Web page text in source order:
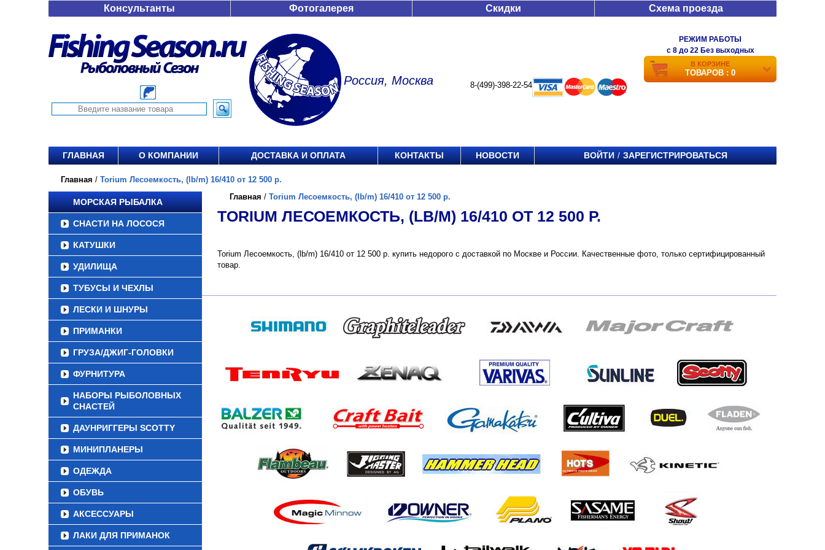
Консультанты Фотогалерея Скидки Схема проезда
Россия, Москва 8-(499)-398-22-54
РЕЖИМ РАБОТЫ
c 8 до 22 Без выходных
В КОРЗИНЕ
ТОВАРОВ : 0
ГЛАВНАЯ О КОМПАНИИ ДОСТАВКА И ОПЛАТА КОНТАКТЫ НОВОСТИ ВОЙТИ / ЗАРЕГИСТРИРОВАТЬСЯ
Главная / Torium Лесоемкость, (lb/m) 16/410 от 12 500 р.
МОРСКАЯ РЫБАЛКА
СНАСТИ НА ЛОСОСЯ
КАТУШКИ
УДИЛИЩА
ТУБУСЫ И ЧЕХЛЫ
ЛЕСКИ И ШНУРЫ
ПРИМАНКИ
ГРУЗА/ДЖИГ-ГОЛОВКИ
ФУРНИТУРА
НАБОРЫ РЫБОЛОВНЫХ
СНАСТЕЙ
ДАУНРИГГЕРЫ SCOTTY
МИНИПЛАНЕРЫ
ОДЕЖДА
ОБУВЬ
АКСЕССУАРЫ
ЛАКИ ДЛЯ ПРИМАНОК
Главная / Torium Лесоемкость, (lb/m) 16/410 от 12 500 р.
TORIUM ЛЕСОЕМКОСТЬ, (LB/M) 16/410 ОТ 12 500 Р.
Torium Лесоемкость, (lb/m) 16/410 от 12 500 р. купить недорого с доставкой по Москве и России. Качественные фото, только сертифицированный
товар.